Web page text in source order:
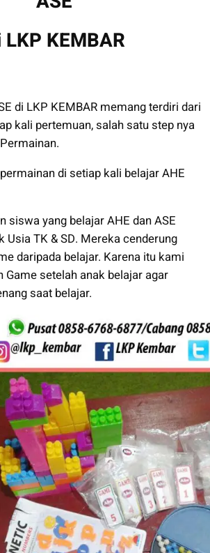
LKP KEMBAR
di LKP KEMBAR memang terdiri dari
kali pertemuan, salah satu step nya
di setiap kali belajar AHE
siswa yang belajar AHE dan ASE
Usia TK & SD. Mereka cenderung
daripada belajar. Karena itu kami
setelah anak belajar agar
saat belajar.